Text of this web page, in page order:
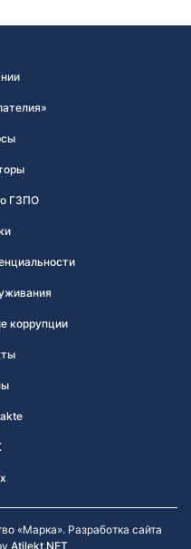
ГЗПО
коррупции
«Марка». Разработка сайта
Atilekt.NET